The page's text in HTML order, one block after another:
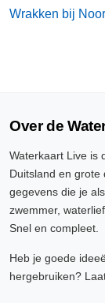
Wrakken bij
Over de
Waterkaart Live is
Duitsland en grote
gegevens die je
zwemmer,
Snel en compleet.
Heb je goede
hergebruiken?